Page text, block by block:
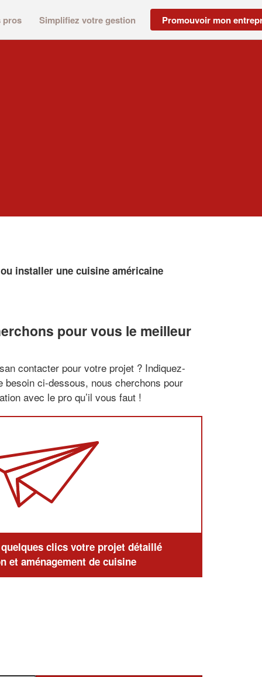
pros Simplifiez votre gestion Promouvoir mon
installer une cuisine américaine
pour vous le meilleur
contacter pour votre projet ? Indiquez-
besoin ci-dessous, nous cherchons pour
avec le pro qu’il vous faut !
clics votre projet détaillé
et aménagement de cuisine